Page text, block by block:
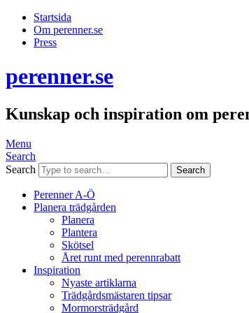
Startsida
Om perenner.se
Press
perenner.se
Kunskap och inspiration om
Menu
Search
Search
Perenner A-Ö
Planera trädgården
Planera
Plantera
Skötsel
Året runt med perennrabatt
Inspiration
Nyaste artiklarna
Trädgårdsmästaren tipsar
Mormorsträdgård